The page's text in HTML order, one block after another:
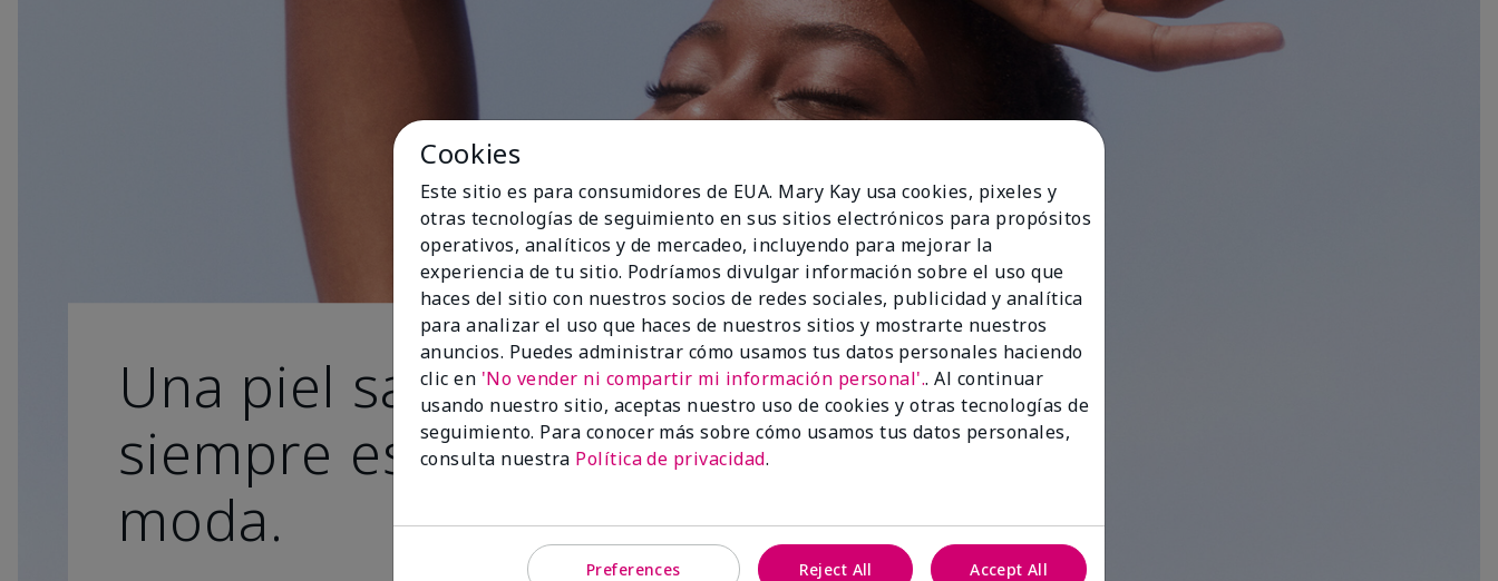
Una piel sana
siempre está de
moda.
Cookies
Este sitio es para consumidores de EUA. Mary Kay usa cookies, pixeles y
otras tecnologías de seguimiento en sus sitios electrónicos para propósitos
operativos, analíticos y de mercadeo, incluyendo para mejorar la
experiencia de tu sitio. Podríamos divulgar información sobre el uso que
haces del sitio con nuestros socios de redes sociales, publicidad y analítica
para analizar el uso que haces de nuestros sitios y mostrarte nuestros
anuncios. Puedes administrar cómo usamos tus datos personales haciendo
clic en 'No vender ni compartir mi información personal'.. Al continuar
usando nuestro sitio, aceptas nuestro uso de cookies y otras tecnologías de
seguimiento. Para conocer más sobre cómo usamos tus datos personales,
consulta nuestra Política de privacidad.
Preferences Reject All Accept All